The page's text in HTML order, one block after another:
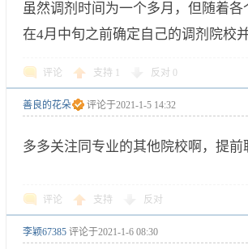
虽然调剂时间为一个多月，但随着
在4月中旬之前确定自己的调剂院校
评论 支持 反对 0
善良的花朵 评论于2021-1-5 14:32
多多关注同专业的其他院校啊，提
评论 支持 反对
李颖67385 评论于2021-1-6 08:30